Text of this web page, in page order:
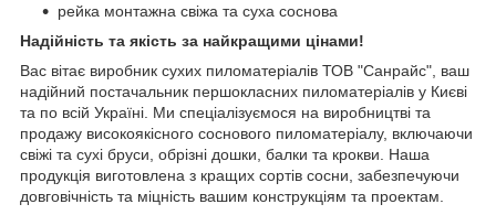
рейка монтажна свіжа та суха соснова
Надійність та якість за найкращими цінами!
Вас вітає виробник сухих пиломатеріалів ТОВ "Санрайс", ваш
надійний постачальник першокласних пиломатеріалів у Києві
та по всій Україні. Ми спеціалізуємося на виробництві та
продажу високоякісного соснового пиломатеріалу, включаючи
свіжі та сухі бруси, обрізні дошки, балки та крокви. Наша
продукція виготовлена з кращих сортів сосни, забезпечуючи
довговічність та міцність вашим конструкціям та проектам.